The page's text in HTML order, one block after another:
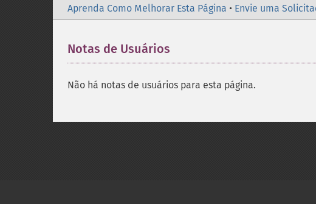
Aprenda Como Melhorar Esta Página • Envie uma
Notas de Usuários
Não há notas de usuários para esta página.